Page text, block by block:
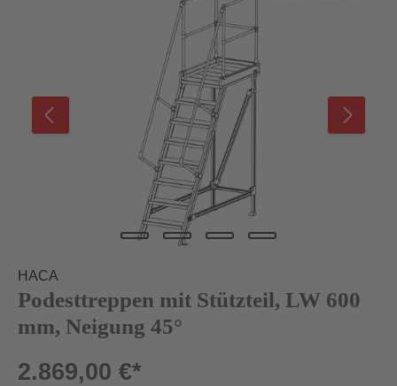
HACA
Podesttreppen mit Stützteil, LW 600
mm, Neigung 45°
2.869,00 €*